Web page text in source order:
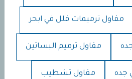
مقاول ترميمات فلل في ابحر
مقاول ترميم البساتين
جده مقاول تشطيب